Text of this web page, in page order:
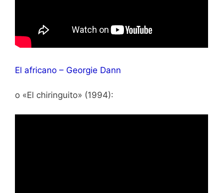
El africano – Georgie Dann
o «El chiringuito» (1994):